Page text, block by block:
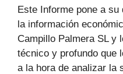
Este Informe pone a su
la información
Campillo Palmera SL y
técnico y profundo que
a la hora de analizar la